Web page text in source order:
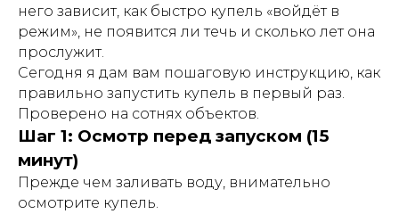
него зависит, как быстро купель «войдёт в
режим», не появится ли течь и сколько лет она
прослужит.
Сегодня я дам вам пошаговую инструкцию, как
правильно запустить купель в первый раз.
Проверено на сотнях объектов.
Шаг 1: Осмотр перед запуском (15
минут)
Прежде чем заливать воду, внимательно
осмотрите купель.